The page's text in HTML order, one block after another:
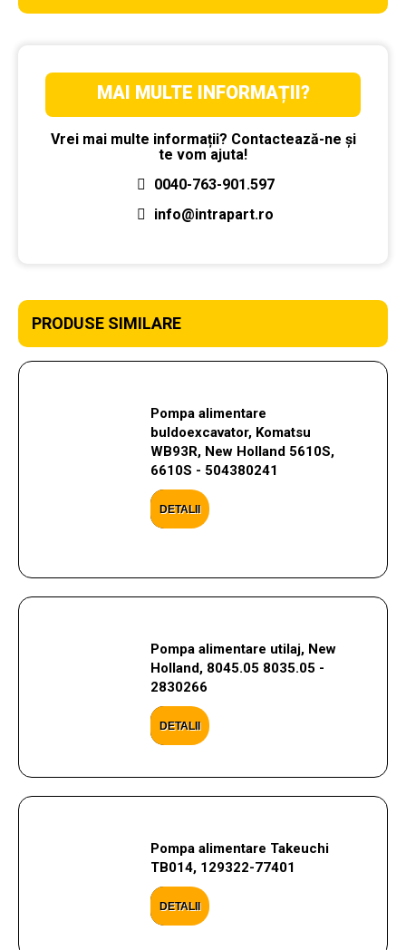
MAI MULTE INFORMAȚII?
Vrei mai multe informații? Contactează-ne și
te vom ajuta!
0040-763-901.597
info@intrapart.ro
PRODUSE SIMILARE
Pompa alimentare
buldoexcavator, Komatsu
WB93R, New Holland 5610S,
6610S - 504380241
DETALII
Pompa alimentare utilaj, New
Holland, 8045.05 8035.05 -
2830266
DETALII
Pompa alimentare Takeuchi
TB014, 129322-77401
DETALII